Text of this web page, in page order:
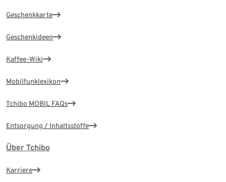
Geschenkkarte
Geschenkideen
Kaffee-Wiki
Mobilfunklexikon
Tchibo MOBIL FAQs
Entsorgung / Inhaltsstoffe
Über Tchibo
Karriere